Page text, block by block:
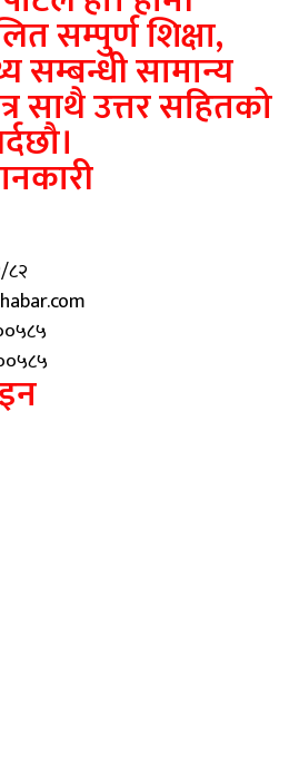
सम्पुर्ण शिक्षा,
सामान्य
साथै उत्तर सहितको
८२